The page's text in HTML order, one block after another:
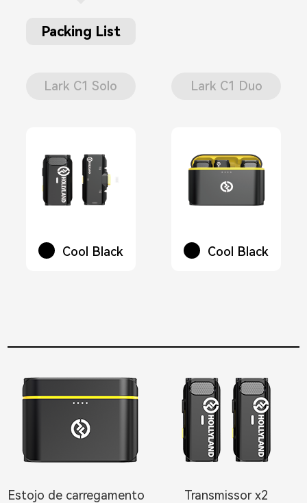
Lark C1 Solo
Cool Black
Lark C1 Duo
Cool Black
Estojo de carregamento
Transmissor x2